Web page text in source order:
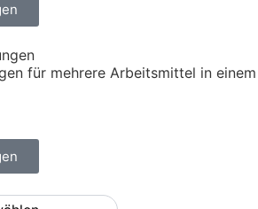
für mehrere Arbeitsmittel in einem